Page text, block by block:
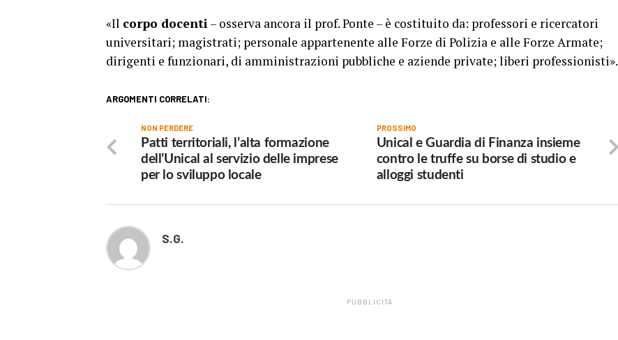
«Il corpo docenti– osserva ancora il prof. Ponte – è costituito da: professori e ricercatori
universitari; magistrati; personale appartenente alle Forze di Polizia e alle Forze Armate;
dirigenti e funzionari, di amministrazioni pubbliche e aziende private; liberi professionisti».
ARGOMENTI CORRELATI:
PROSSIMO
Unical e Guardia di Finanza insieme
contro le truffe su borse di studio e
alloggi studenti
NON PERDERE
Patti territoriali, l’alta formazione
dell’Unical al servizio delle imprese
per lo sviluppo locale
S.G.
PUBBLICITÀ